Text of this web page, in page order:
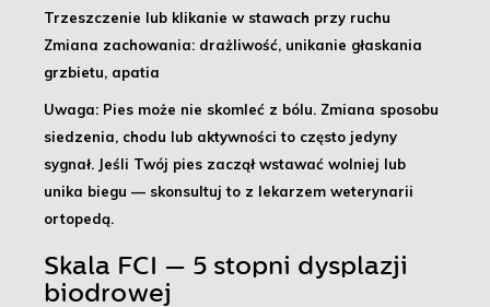
Trzeszczenie lub klikanie w stawach przy ruchu
Zmiana zachowania: drażliwość, unikanie głaskania
grzbietu, apatia
Uwaga: Pies może nie skomleć z bólu. Zmiana sposobu
siedzenia, chodu lub aktywności to często jedyny
sygnał. Jeśli Twój pies zaczął wstawać wolniej lub
unika biegu — skonsultuj to z lekarzem weterynarii
ortopedą.
Skala FCI — 5 stopni dysplazji
biodrowej